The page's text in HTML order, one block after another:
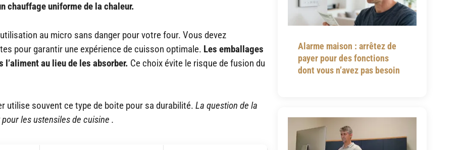
chauffage uniforme de la chaleur.
au micro sans danger pour votre four. Vous devez
pour garantir une expérience de cuisson optimale. Les emballages
au lieu de les absorber. Ce choix évite le risque de fusion du
utilise souvent ce type de boite pour sa durabilité. La question de la
les ustensiles de cuisine .
Alarme maison : arrêtez de
payer pour des fonctions
dont vous n’avez pas besoin